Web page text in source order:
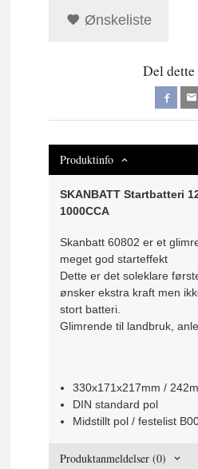
Ønskeliste
Del dette
Produktinfo
SKANBATT Startbatteri
1000CCA
Skanbatt 60802 er et
meget god starteffekt
Dette er det soleklare
ønsker ekstra kraft men
stort batteri.
Glimrende til landbruk,
330x171x217mm /
DIN standard pol
Midstillt pol / festelist
Produktanmeldelser (0)